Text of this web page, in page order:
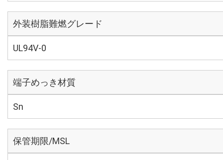
外装樹脂難燃グレード
UL94V-0
端子めっき材質
Sn
保管期限/MSL